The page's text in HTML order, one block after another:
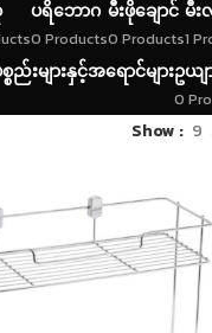
ပရိဘောဂ
0 Products
မီးဖိုချောင်
0 Products
မီး
1
များနှင့်အရောင်များဥယ
0
Show 9